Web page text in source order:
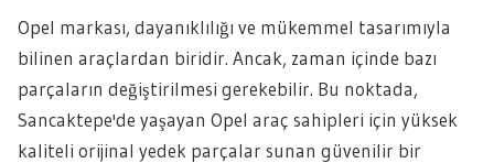
Opel markası, dayanıklılığı ve mükemmel tasarımıyla
bilinen araçlardan biridir. Ancak, zaman içinde bazı
parçaların değiştirilmesi gerekebilir. Bu noktada,
Sancaktepe'de yaşayan Opel araç sahipleri için yüksek
kaliteli orijinal yedek parçalar sunan güvenilir bir